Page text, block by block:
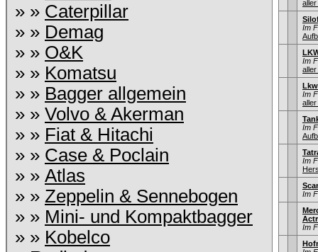
» » Caterpillar
» » Demag
» » O&K
» » Komatsu
» » Bagger allgemein
» » Volvo & Akerman
» » Fiat & Hitachi
» » Case & Poclain
» » Atlas
» » Zeppelin & Sennebogen
» » Mini- und Kompaktbagger
» » Kobelco
aller
Im
Im
aller
Im
aller
Im
Im
Im
Im